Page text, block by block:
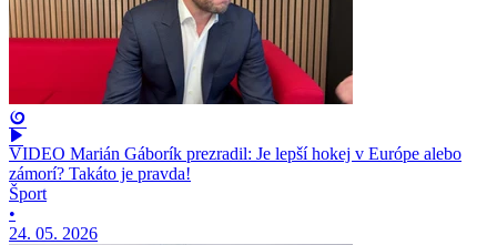
VIDEO Marián Gáborík prezradil: Je lepší hokej v Európe alebo
zámorí? Takáto je pravda!
Šport
•
24. 05. 2026